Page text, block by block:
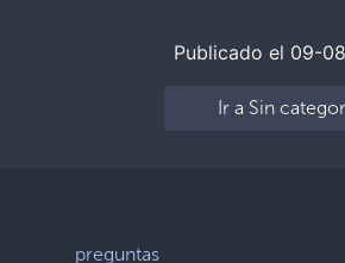
Publicado el 09-
Ir a Sin